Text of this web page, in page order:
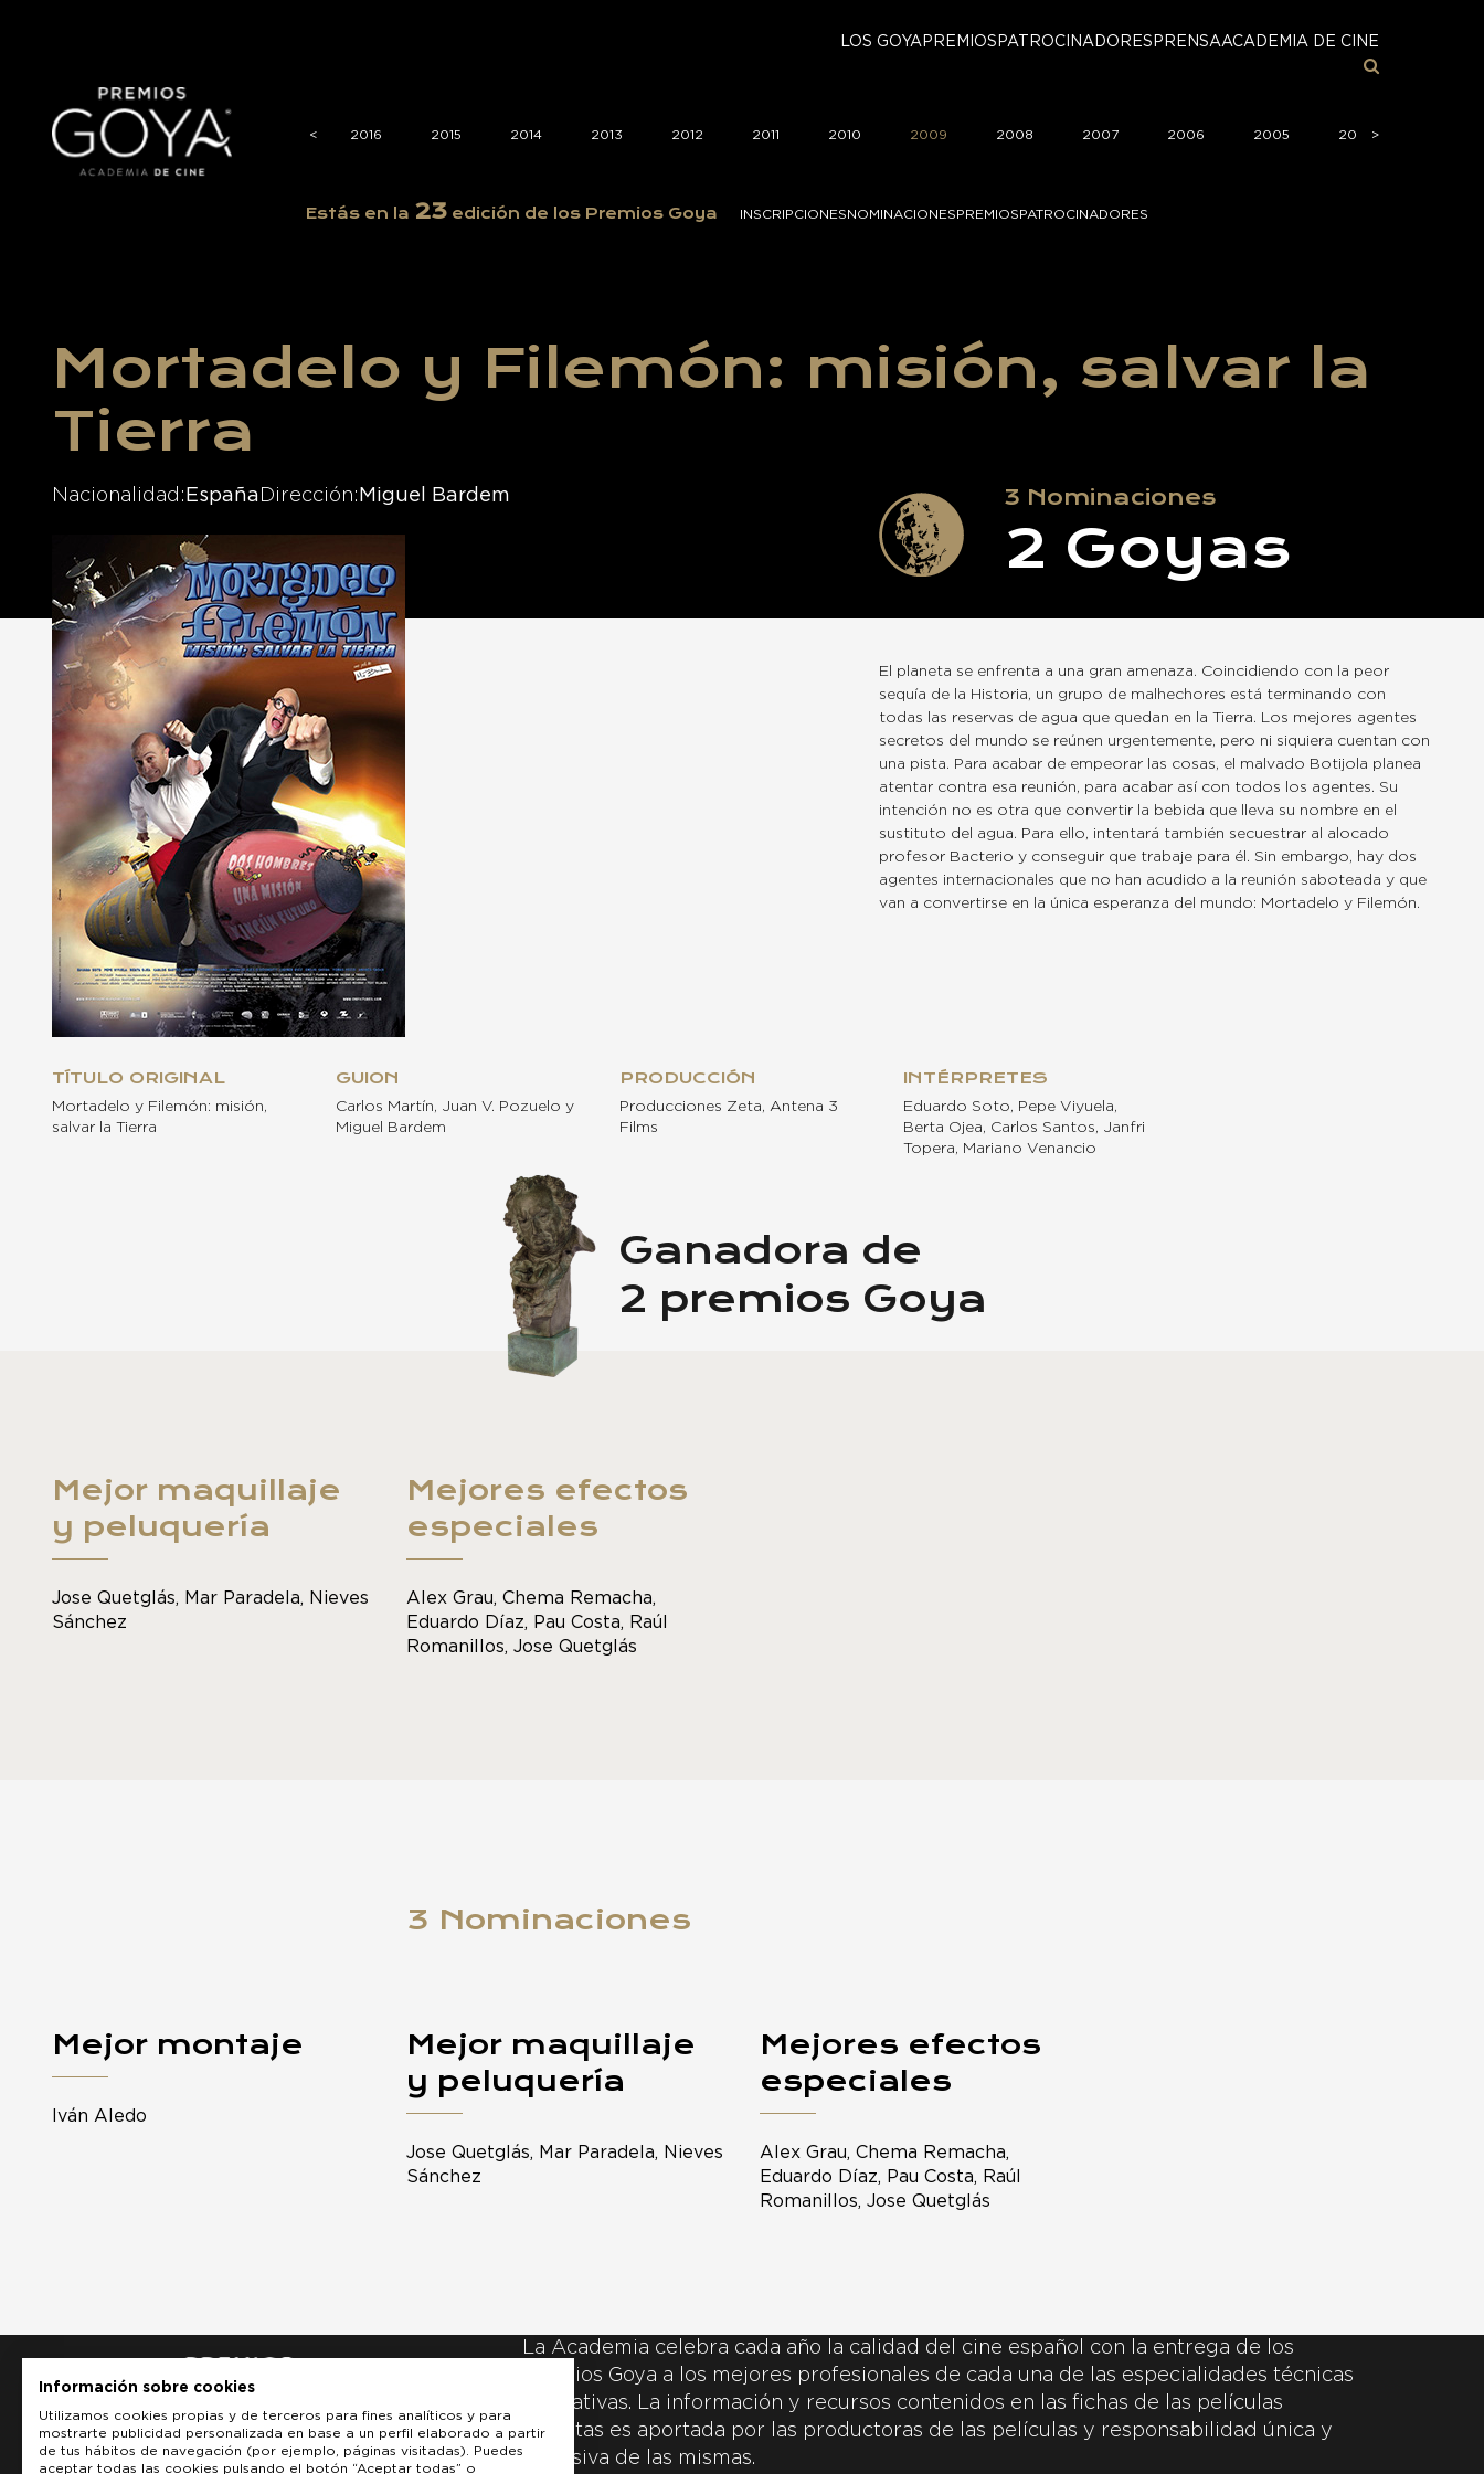
LOS GOYA PREMIOS PATROCINADORES PRENSAACADEMIA DE CINE
<
<
2020 2018 2016 2015 2014 2013 2012 2011 2010 2009 2008 2007 2006 2005 2004>
>
Estás en la 23edición de los Premios Goya INSCRIPCIONESNOMINACIONESPREMIOSPATROCINADORES
Mortadelo y Filemón: misión, salvar la
Tierra
Nacionalidad España Dirección Miguel Bardem 3 Nominaciones
2 Goyas
El planeta se enfrenta a una gran amenaza. Coincidiendo con la peor
sequía de la Historia, un grupo de malhechores está terminando con
todas las reservas de agua que quedan en la Tierra. Los mejores agentes
secretos del mundo se reúnen urgentemente, pero ni siquiera cuentan con
una pista. Para acabar de empeorar las cosas, el malvado Botijola planea
atentar contra esa reunión, para acabar así con todos los agentes. Su
intención no es otra que convertir la bebida que lleva su nombre en el
sustituto del agua. Para ello, intentará también secuestrar al alocado
profesor Bacterio y conseguir que trabaje para él. Sin embargo, hay dos
agentes internacionales que no han acudido a la reunión saboteada y que
van a convertirse en la única esperanza del mundo: Mortadelo y Filemón.
TÍTULO ORIGINAL
Mortadelo y Filemón: misión,
salvar la Tierra
GUION
Carlos Martín, Juan V. Pozuelo y
Miguel Bardem
PRODUCCIÓN
Producciones Zeta, Antena 3
Films
INTÉRPRETES
Eduardo Soto, Pepe Viyuela,
Berta Ojea, Carlos Santos, Janfri
Topera, Mariano Venancio
Ganadora de
2 premios Goya
Mejor maquillaje
y peluquería
Jose Quetglás, Mar Paradela, Nieves
Sánchez
Mejores efectos
especiales
Alex Grau, Chema Remacha,
Eduardo Díaz, Pau Costa, Raúl
Romanillos, Jose Quetglás
3 Nominaciones
Mejor montaje
Iván Aledo
Mejor maquillaje
y peluquería
Jose Quetglás, Mar Paradela, Nieves
Sánchez
Mejores efectos
especiales
Alex Grau, Chema Remacha,
Eduardo Díaz, Pau Costa, Raúl
Romanillos, Jose Quetglás
La Academia celebra cada año la calidad del cine español con la entrega de los
Premios Goya a los mejores profesionales de cada una de las especialidades técnicas
y creativas. La información y recursos contenidos en las fichas de las películas
inscritas es aportada por las productoras de las películas y responsabilidad única y
exclusiva de las mismas.
Información sobre cookies
Utilizamos cookies propias y de terceros para fines analíticos y para
mostrarte publicidad personalizada en base a un perfil elaborado a partir
de tus hábitos de navegación (por ejemplo, páginas visitadas). Puedes
aceptar todas las cookies pulsando el botón “Aceptar todas” o